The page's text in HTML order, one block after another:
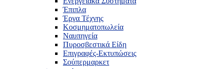
Έπιπλα
Έργα Τέχνης
Κοσμηματοπωλεία
Ναυπηγεία
Πυροσβεστικά Είδη
Επιγραφές-Εκτυπώσεις
Σούπερμαρκετ